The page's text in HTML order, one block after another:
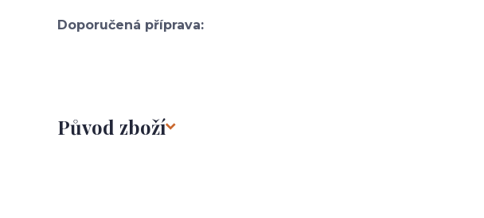
Doporučená příprava:
Původ zboží